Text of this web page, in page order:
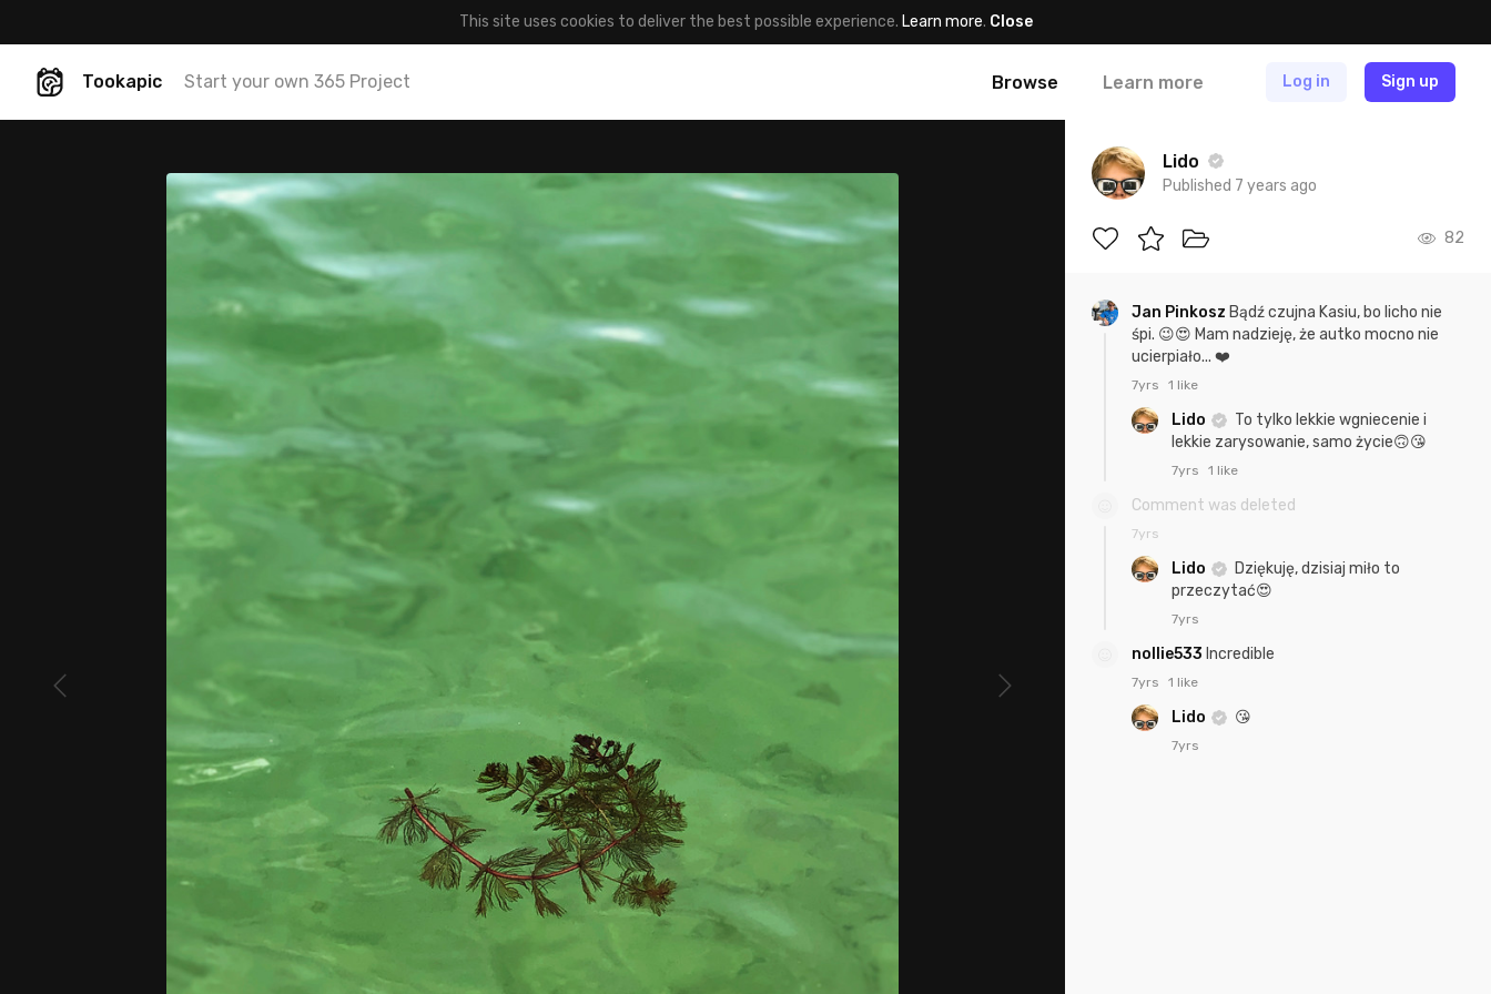
This site uses cookies to deliver the best possible experience. Learn more. Close
Tookapic Start your own 365 Project Browse Learn more Log in Sign up
Lido
Published 7 years ago
82
Jan Pinkosz Bądź czujna Kasiu, bo licho nie
śpi. 😉😍 Mam nadzieję, że autko mocno nie
ucierpiało... ❤️
7yrs 1 like
Lido
To tylko lekkie wgniecenie i
lekkie zarysowanie, samo życie🙃😘
7yrs 1 like
Comment was deleted
7yrs
Lido
Dziękuję, dzisiaj miło to
przeczytać😍
7yrs
nollie533 Incredible
7yrs 1 like
Lido 😘
7yrs